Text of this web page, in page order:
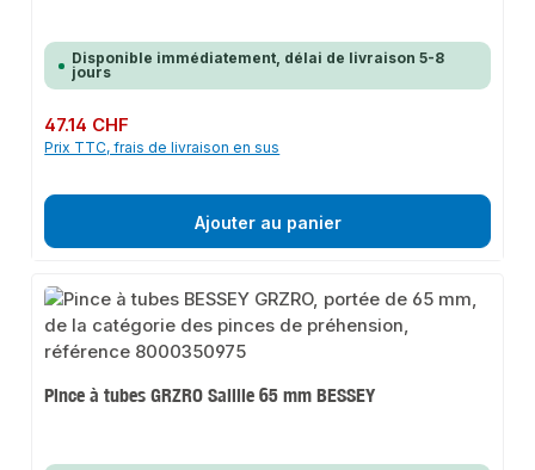
Disponible immédiatement, délai de livraison 5-8
jours
Prix régulier :
47.14 CHF
Prix TTC, frais de livraison en sus
Ajouter au panier
Pince à tubes GRZRO Saillie 65 mm BESSEY